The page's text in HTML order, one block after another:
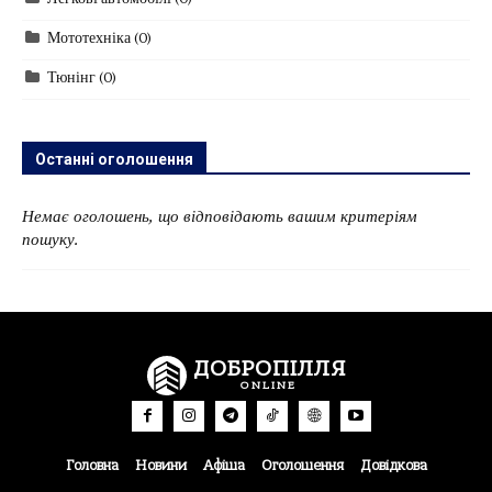
Мототехніка(0)
Тюнінг(0)
Останні оголошення
Немає оголошень, що відповідають вашим критеріям
пошуку.
ДОБРОПІЛЛЯ
ONLINE
Головна Новини Афіша Оголошення Довідкова